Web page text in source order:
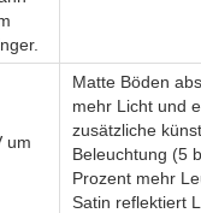
um
Matte Böden
mehr Licht und
zusätzliche
Beleuchtung (5
Prozent mehr
Satin reflektiert